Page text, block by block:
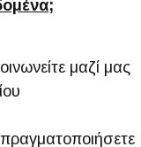
μαζί μας